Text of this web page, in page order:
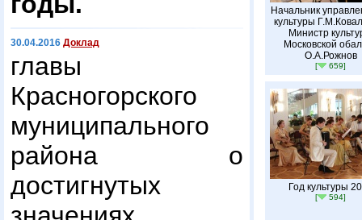
30.04.2016 Доклад
главы
Красногорского
муниципального
района о
достигнутых
Начальник
культуры
Министр
Московской
О.А.Рожнов
[ 659]
Год культуры
[ 594]